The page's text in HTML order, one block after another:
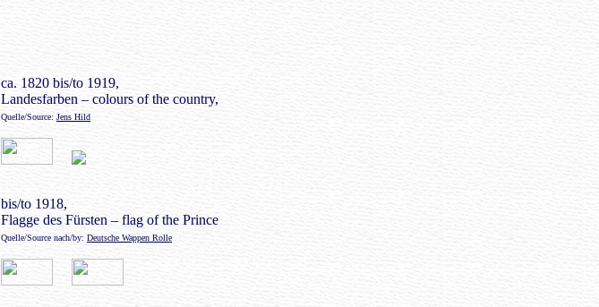
ca. 1820 bis/to 1919,
Landesfarben – colours of the country,
Quelle/Source: Jens Hild
bis/to 1918,
Flagge des Fürsten – flag of the Prince
Quelle/Source nach/by: Deutsche Wappen Rolle